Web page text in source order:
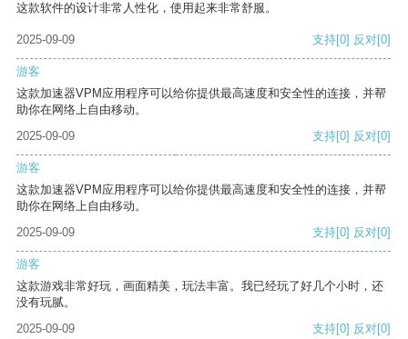
这款软件的设计非常人性化，使用起来非常舒服。
2025-09-09 支持[0] 反对[0]
游客
这款加速器VPM应用程序可以给你提供最高速度和安全性的连接，并帮
助你在网络上自由移动。
2025-09-09
支持[0] 反对[0]
游客
这款加速器VPM应用程序可以给你提供最高速度和安全性的连接，并帮
助你在网络上自由移动。
2025-09-09
支持[0] 反对[0]
游客
这款游戏非常好玩，画面精美，玩法丰富。我已经玩了好几个小时，还
没有玩腻。
2025-09-09
支持[0] 反对[0]